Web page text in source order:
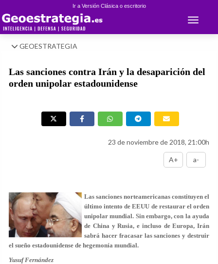
Ir a Versión Clásica o escritorio
Toggle
GEOESTRATEGIA
Las sanciones contra Irán y la desaparición del
orden unipolar estadounidense
23 de noviembre de 2018, 21:00h
A+ a-
Las sanciones norteamericanas constituyen el
último intento de EEUU de restaurar el orden
unipolar mundial. Sin embargo, con la ayuda
de China y Rusia, e incluso de Europa, Irán
sabrá hacer fracasar las sanciones y destruir
el sueño estadounidense de hegemonía mundial.
Yusuf Fernández